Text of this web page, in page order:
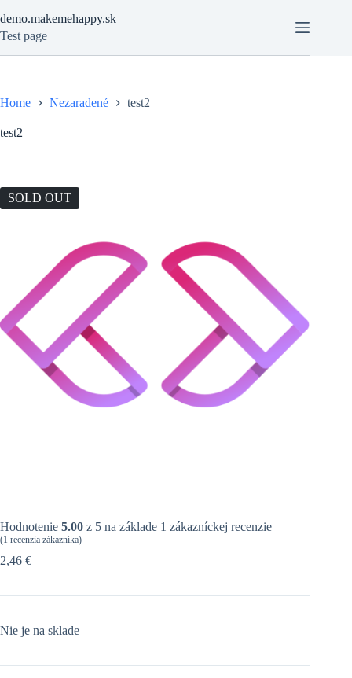
to
content
demo.makemehappy.sk
Test page
Home Nezaradené test2
test2
SOLD OUT
Hodnotenie 5.00 z 5 na základe 1 zákazníckej recenzie
(1 recenzia zákazníka)
2,46 €
Nie je na sklade